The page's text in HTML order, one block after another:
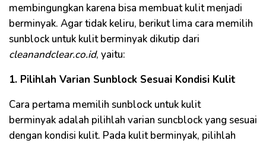
membingungkan karena bisa membuat kulit menjadi
berminyak. Agar tidak keliru, berikut lima cara memilih
sunblock untuk kulit berminyak dikutip dari
cleanandclear.co.id, yaitu:
1. Pilihlah Varian Sunblock Sesuai Kondisi Kulit
Cara pertama memilih sunblock untuk kulit
berminyak adalah pilihlah varian suncblock yang sesuai
dengan kondisi kulit. Pada kulit berminyak, pilihlah